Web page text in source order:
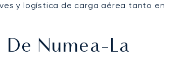
y logística de carga aérea tanto en
Numea-La